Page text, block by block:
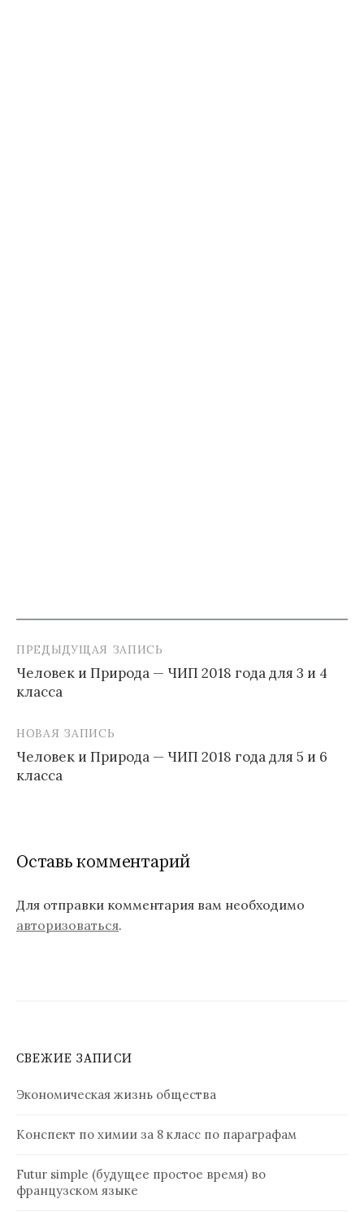
Навигация
по
ПРЕДЫДУЩАЯ ЗАПИСЬ
Человек и Природа — ЧИП 2018 года для 3 и 4
класса
НОВАЯ ЗАПИСЬ
Человек и Природа — ЧИП 2018 года для 5 и 6
класса
Оставь комментарий
Для отправки комментария вам необходимо
авторизоваться.
СВЕЖИЕ ЗАПИСИ
Экономическая жизнь общества
Конспект по химии за 8 класс по параграфам
Futur simple (будущее простое время) во
французском языке